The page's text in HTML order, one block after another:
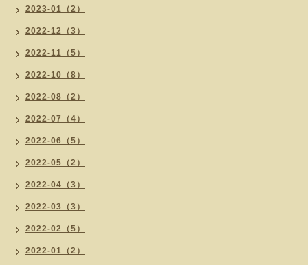
2023-01（2）
2022-12（3）
2022-11（5）
2022-10（8）
2022-08（2）
2022-07（4）
2022-06（5）
2022-05（2）
2022-04（3）
2022-03（3）
2022-02（5）
2022-01（2）